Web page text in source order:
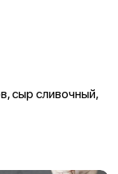
сыр сливочный,